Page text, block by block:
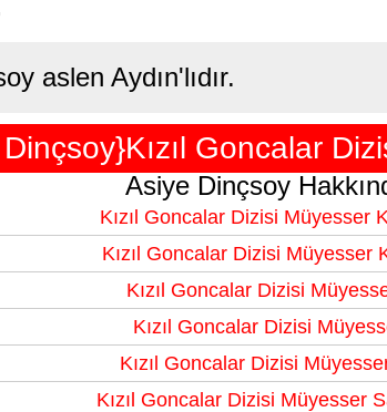
aslen Aydın'lıdır.
Goncalar
Asiye Dinçsoy
Kızıl Goncalar Dizisi Müyesser
Kızıl Goncalar Dizisi Müyesser
Kızıl Goncalar Dizisi
Kızıl Goncalar Dizisi
Kızıl Goncalar Dizisi
Kızıl Goncalar Dizisi Müyesser